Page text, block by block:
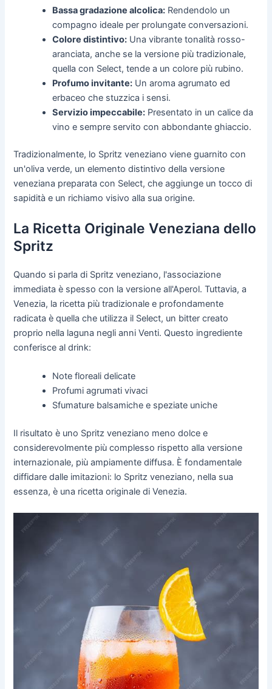
Bassa gradazione alcolica: Rendendolo un
compagno ideale per prolungate conversazioni.
Colore distintivo: Una vibrante tonalità rosso-
aranciata, anche se la versione più tradizionale,
quella con Select, tende a un colore più rubino.
Profumo invitante: Un aroma agrumato ed
erbaceo che stuzzica i sensi.
Servizio impeccabile: Presentato in un calice da
vino e sempre servito con abbondante ghiaccio.
Tradizionalmente, lo Spritz veneziano viene guarnito con
un'oliva verde, un elemento distintivo della versione
veneziana preparata con Select, che aggiunge un tocco di
sapidità e un richiamo visivo alla sua origine.
La Ricetta Originale Veneziana dello
Spritz
Quando si parla di Spritz veneziano, l'associazione
immediata è spesso con la versione all'Aperol. Tuttavia, a
Venezia, la ricetta più tradizionale e profondamente
radicata è quella che utilizza il Select, un bitter creato
proprio nella laguna negli anni Venti. Questo ingrediente
conferisce al drink:
Note floreali delicate
Profumi agrumati vivaci
Sfumature balsamiche e speziate uniche
Il risultato è uno Spritz veneziano meno dolce e
considerevolmente più complesso rispetto alla versione
internazionale, più ampiamente diffusa. È fondamentale
diffidare dalle imitazioni: lo Spritz veneziano, nella sua
essenza, è una ricetta originale di Venezia.